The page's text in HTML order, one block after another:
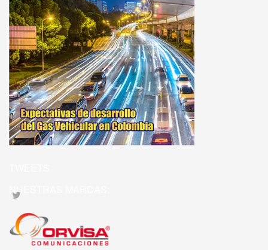
NUESTRAS MARCAS: